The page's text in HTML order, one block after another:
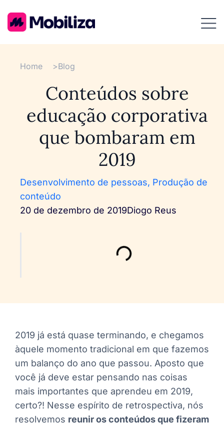
Home >Blog
Conteúdos sobre
educação corporativa
que bombaram em
2019
Desenvolvimento de pessoas, Produção de
conteúdo
20 de dezembro de 2019Diogo Reus
2019 já está quase terminando, e chegamos
àquele momento tradicional em que fazemos
um balanço do ano que passou. Aposto que
você já deve estar pensando nas coisas
mais importantes que aprendeu em 2019,
certo?! Nesse espírito de retrospectiva, nós
resolvemos reunir os conteúdos que fizeram